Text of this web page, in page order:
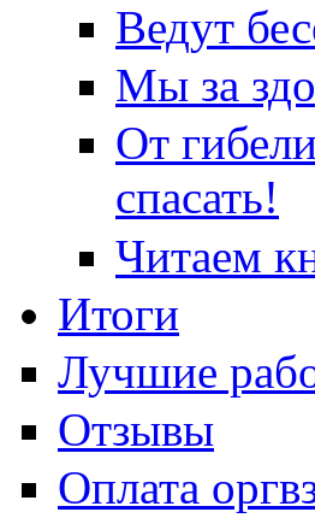
Ведут
Мы за
От
спасать!
Читаем
Итоги
Лучшие
Отзывы
Оплата